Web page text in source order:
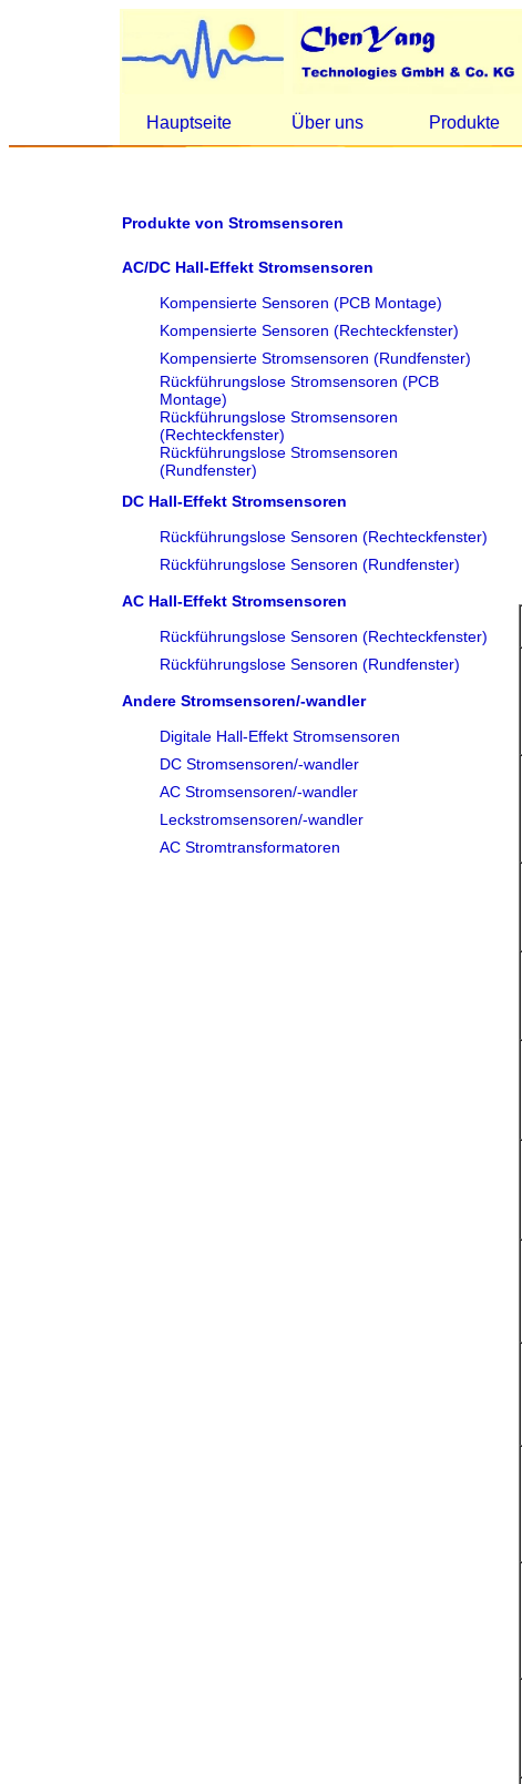
Hauptseite Über uns Produkte
Produkte von Stromsensoren
AC/DC Hall-Effekt Stromsensoren
Kompensierte Sensoren (PCB Montage)
Kompensierte Sensoren (Rechteckfenster)
Kompensierte Stromsensoren (Rundfenster)
Rückführungslose Stromsensoren (PCB
Montage)
Rückführungslose Stromsensoren
(Rechteckfenster)
Rückführungslose Stromsensoren
(Rundfenster)
DC Hall-Effekt Stromsensoren
Rückführungslose Sensoren (Rechteckfenster)
Rückführungslose Sensoren (Rundfenster)
AC Hall-Effekt Stromsensoren
Rückführungslose Sensoren (Rechteckfenster)
Rückführungslose Sensoren (Rundfenster)
Andere Stromsensoren/-wandler
Digitale Hall-Effekt Stromsensoren
DC Stromsensoren/-wandler
AC Stromsensoren/-wandler
Leckstromsensoren/-wandler
AC Stromtransformatoren